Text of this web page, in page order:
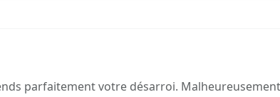
parfaitement votre désarroi.